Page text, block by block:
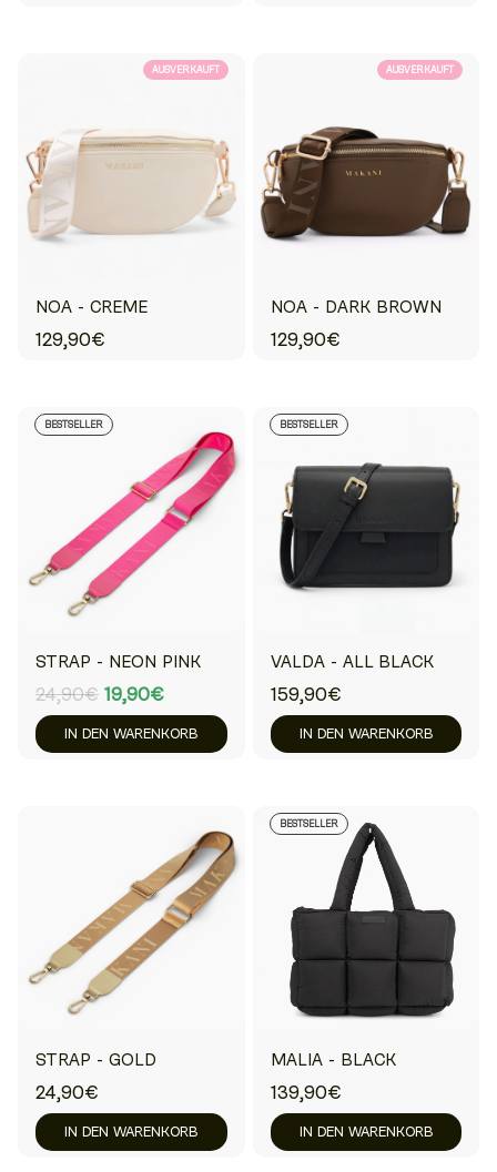
AUSVERKAUFT
NOA - CREME
129,90€
AUSVERKAUFT
NOA - DARK BROWN
129,90€
BESTSELLER
STRAP - NEON PINK
24,90€ 19,90€
IN DEN WARENKORB
BESTSELLER
VALDA - ALL BLACK
159,90€
IN DEN WARENKORB
STRAP - GOLD
24,90€
IN DEN WARENKORB
BESTSELLER
MALIA - BLACK
139,90€
IN DEN WARENKORB